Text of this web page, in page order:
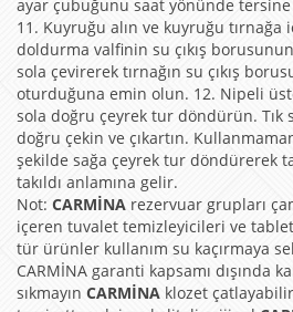
ayar çubuğunu saat yönünde
11. Kuyruğu alın ve kuyruğu tırnağa
doldurma valfinin su çıkış
sola çevirerek tırnağın su çıkış
oturduğuna emin olun. 12. Nipeli
sola doğru çeyrek tur döndürün. Tık
doğru çekin ve çıkartın.
şekilde sağa çeyrek tur döndürerek
takıldı anlamına gelir.
Not: CARMİNA rezervuar grupları
içeren tuvalet temizleyicileri ve
tür ürünler kullanım su kaçırmaya
CARMİNA garanti kapsamı dışında
sıkmayın CARMİNA klozet